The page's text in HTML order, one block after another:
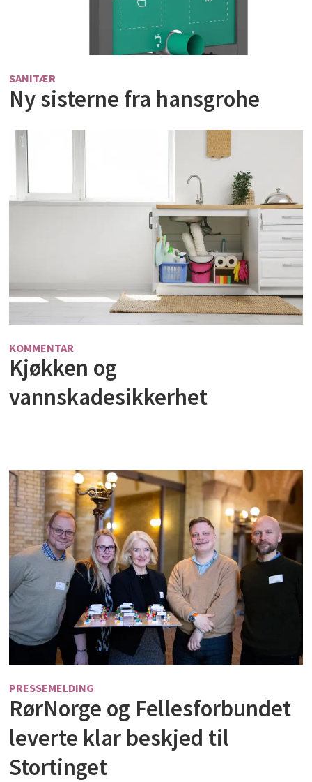
SANITÆR
Ny sisterne fra hansgrohe
KOMMENTAR
Kjøkken og
vannskadesikkerhet
PRESSEMELDING
RørNorge og Fellesforbundet
leverte klar beskjed til
Stortinget